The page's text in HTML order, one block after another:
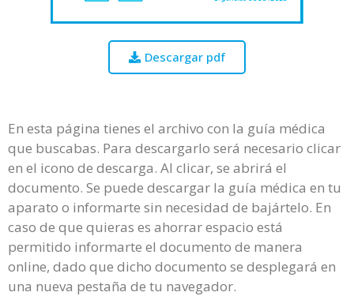
Descargar pdf
En esta página tienes el archivo con la guía médica
que buscabas. Para descargarlo será necesario clicar
en el icono de descarga. Al clicar, se abrirá el
documento. Se puede descargar la guía médica en tu
aparato o informarte sin necesidad de bajártelo. En
caso de que quieras es ahorrar espacio está
permitido informarte el documento de manera
online, dado que dicho documento se desplegará en
una nueva pestaña de tu navegador.